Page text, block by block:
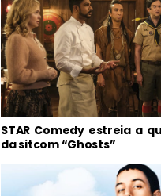
STAR Comedy estreia a
da sitcom “Ghosts”